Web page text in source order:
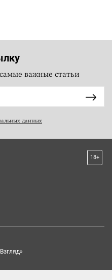
важные статьи
данных
18+